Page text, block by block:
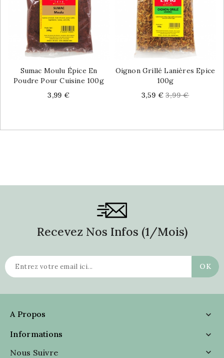
Sumac Moulu Épice En
Poudre Pour Cuisine 100g
Price
3,99 €
Oignon Grillé Lanières Epice
100g
Price
3,59 € Regular
3,99 €
Recevez Nos Infos (1/mois)
A Propos

Informations

Nous Suivre
